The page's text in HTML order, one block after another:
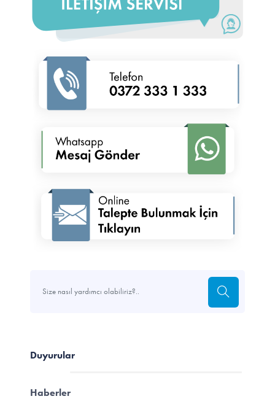
Duyurular
Haberler